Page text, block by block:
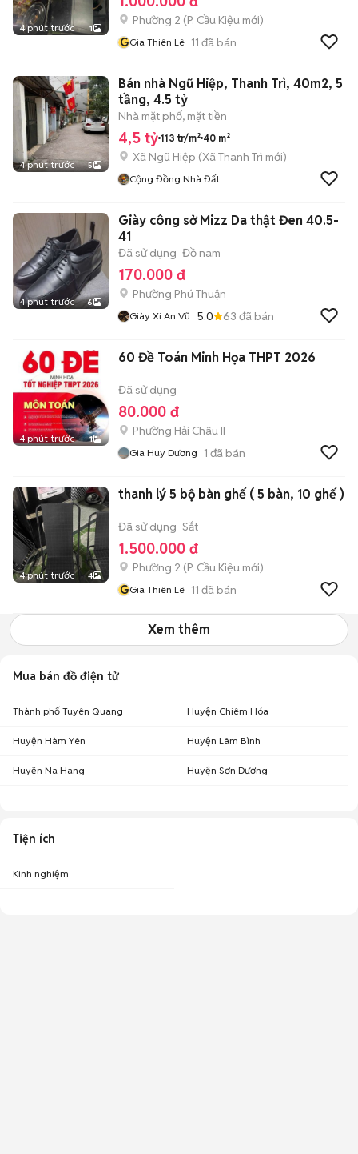
4 phút trước 1
Phường 2 (P. Cầu Kiệu mới)
GGia Thiên Lê 11 đã bán
4 phút trước 5
Bán nhà Ngũ Hiệp, Thanh Trì, 40m2, 5
tầng, 4.5 tỷ
Nhà mặt phố, mặt tiền
4,5 tỷ 113 tr/m² 40 m²
Xã Ngũ Hiệp (Xã Thanh Trì mới)
Cộng Đồng Nhà Đất
4 phút trước 6
Giày công sở Mizz Da thật Đen 40.5-
41
Đã sử dụng Đồ nam
170.000 đ
Phường Phú Thuận
Giày Xi An Vũ 5.0 63 đã bán
4 phút trước 1
60 Đề Toán Minh Họa THPT 2026
Đã sử dụng
80.000 đ
Phường Hải Châu II
Gia Huy Dương 1 đã bán
4 phút trước 4
thanh lý 5 bộ bàn ghế ( 5 bàn, 10 ghế )
Đã sử dụng Sắt
1.500.000 đ
Phường 2 (P. Cầu Kiệu mới)
GGia Thiên Lê 11 đã bán
Xem thêm
Mua bán đồ điện tử
Thành phố Tuyên Quang Huyện Chiêm Hóa
Huyện Hàm Yên Huyện Lâm Bình
Huyện Na Hang Huyện Sơn Dương
Tiện ích
Kinh nghiệm